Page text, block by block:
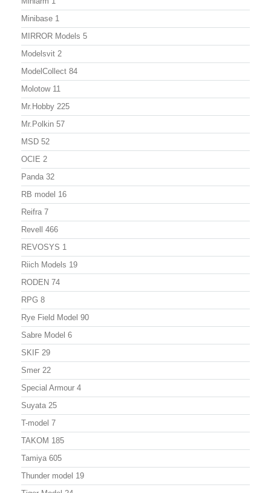
Minibase 1
MIRROR Models 5
Modelsvit 2
ModelСollect 84
Molotow 11
Mr.Hobby 225
Mr.Polkin 57
MSD 52
OCIE 2
Panda 32
RB model 16
Reifra 7
Revell 466
REVOSYS 1
Riich Models 19
RODEN 74
RPG 8
Rye Field Model 90
Sabre Model 6
SKIF 29
Smer 22
Special Armour 4
Suyata 25
T-model 7
TAKOM 185
Tamiya 605
Thunder model 19